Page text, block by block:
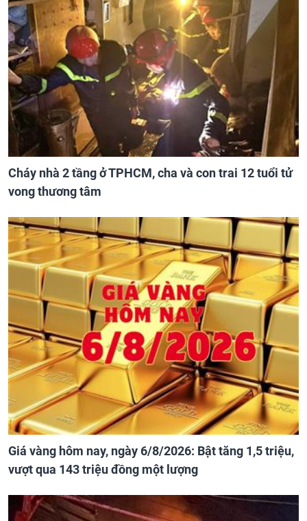
Cháy nhà 2 tầng ở TPHCM, cha và con trai 12 tuổi tử
vong thương tâm
Giá vàng hôm nay, ngày 6/8/2026: Bật tăng 1,5 triệu,
vượt qua 143 triệu đồng một lượng